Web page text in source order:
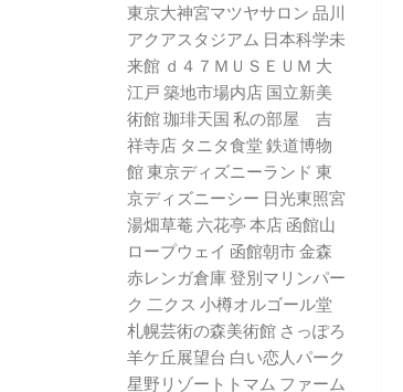
東京大神宮マツヤサロン 品川
アクアスタジアム 日本科学未
来館 ｄ４７ＭＵＳＥＵＭ 大
江戸 築地市場内店 国立新美
術館珈琲天国 私の部屋 吉
祥寺店 タニタ食堂 鉄道博物
館東京ディズニーランド 東
京ディズニーシー 日光東照宮
湯畑草菴 六花亭 本店 函館山
ロープウェイ 函館朝市金森
赤レンガ倉庫登別マリンパー
ク 二クス 小樽オルゴール堂
札幌芸術の森美術館 さっぽろ
羊ケ丘展望台 白い恋人パーク
星野リゾートトマム ファーム